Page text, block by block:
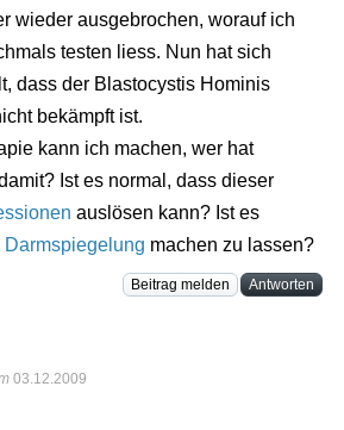
wieder ausgebrochen, worauf ich
testen liess. Nun hat sich
dass der Blastocystis Hominis
bekämpft ist.
kann ich machen, wer hat
Ist es normal, dass dieser
auslösen kann? Ist es
Darmspiegelung machen zu lassen?
Beitrag melden Antworten
03.12.2009